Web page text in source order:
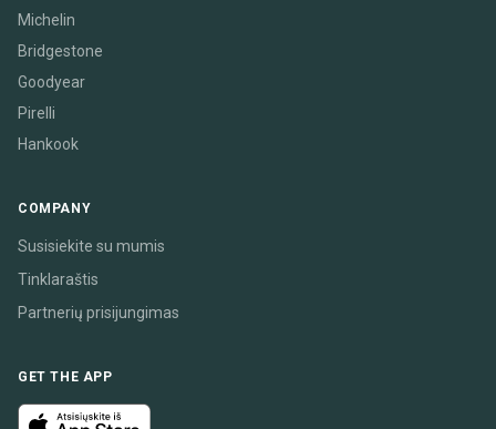
Michelin
Bridgestone
Goodyear
Pirelli
Hankook
COMPANY
Susisiekite su mumis
Tinklaraštis
Partnerių prisijungimas
GET THE APP